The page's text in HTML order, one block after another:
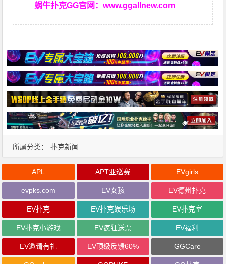
蜗牛扑克GG官网：www.ggallnew.com
所属分类： 扑克新闻
APL APT亚巡赛 EVgirls
evpks.com EV女孩 EV德州扑克
EV扑克 EV扑克娱乐场 EV扑克室
EV扑克小游戏 EV疯狂送票 EV福利
EV邀请有礼 EV顶级反馈60% GGCare